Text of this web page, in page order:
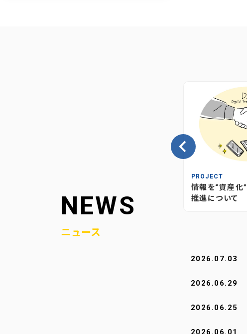
NEWS
ニュース
媒体のあり方とこれから
PROJECT
情報を“資産化
推進について
2026.07.03
2026.06.29
2026.06.25
2026.06.01